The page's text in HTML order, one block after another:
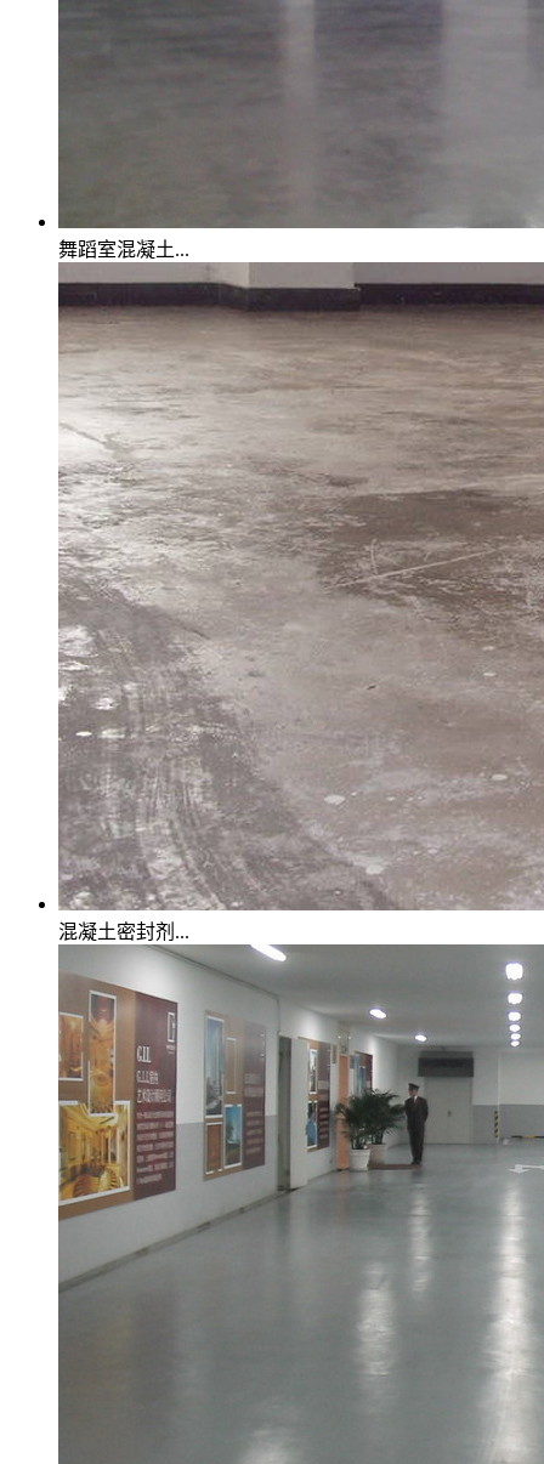
舞蹈室混凝土...
混凝土密封剂...